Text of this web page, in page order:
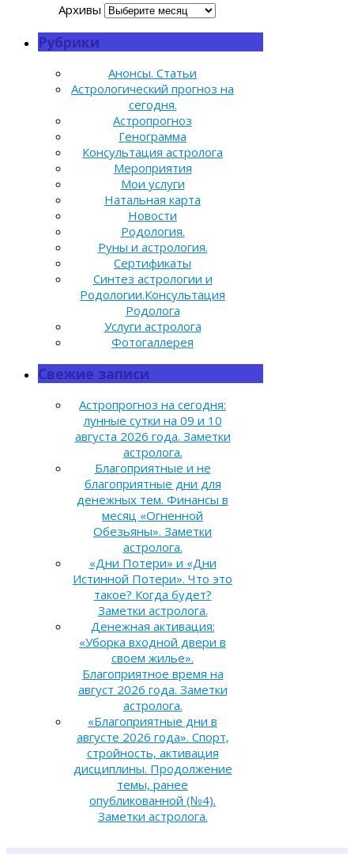
Архивы
Рубрики
Анонсы. Статьи
Астрологический прогноз на
сегодня.
Астропрогноз
Генограмма
Консультация астролога
Мероприятия
Мои услуги
Натальная карта
Новости
Родология.
Руны и астрология.
Сертификаты
Синтез астрологии и
Родологии.Консультация
Родолога
Услуги астролога
Фотогаллерея
Свежие записи
Астропрогноз на сегодня:
лунные сутки на 09 и 10
августа 2026 года. Заметки
астролога.
Благоприятные и не
благоприятные дни для
денежных тем. Финансы в
месяц «Огненной
Обезьяны». Заметки
астролога.
«Дни Потери» и «Дни
Истинной Потери». Что это
такое? Когда будет?
Заметки астролога.
Денежная активация:
«Уборка входной двери в
своем жилье».
Благоприятное время на
август 2026 года. Заметки
астролога.
«Благоприятные дни в
августе 2026 года». Спорт,
стройность, активация
дисциплины. Продолжение
темы, ранее
опубликованной (№4).
Заметки астролога.